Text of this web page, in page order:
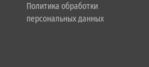
Политика обработки
персональных данных